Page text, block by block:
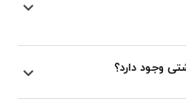
وجود دارد؟